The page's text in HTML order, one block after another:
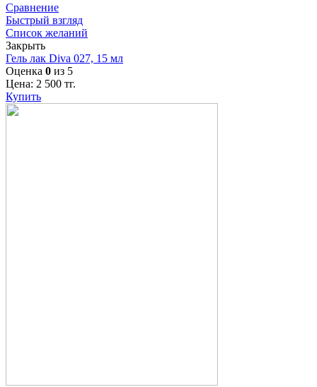
Сравнение
Быстрый взгляд
Список желаний
Закрыть
Гель лак Diva 027, 15 мл
Оценка 0 из 5
Цена: 2 500 тг.
Купить